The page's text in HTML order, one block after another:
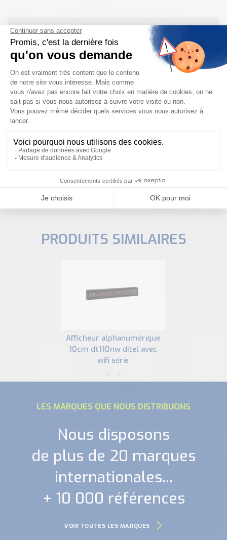
Besoin d'aide pour choisir votre
produit ?
Nous sommes à votre disposition pour définir
NOUS CONTACTER
PRODUITS SIMILAIRES
afficheur alphanumérique
10cm dt110nw ditel avec
wifi série
LES MARQUES QUE NOUS DISTRIBUONS
Nous disposons
de plus de 20 marques
internationales...
+ 10 000 références
VOIR TOUTES LES MARQUES